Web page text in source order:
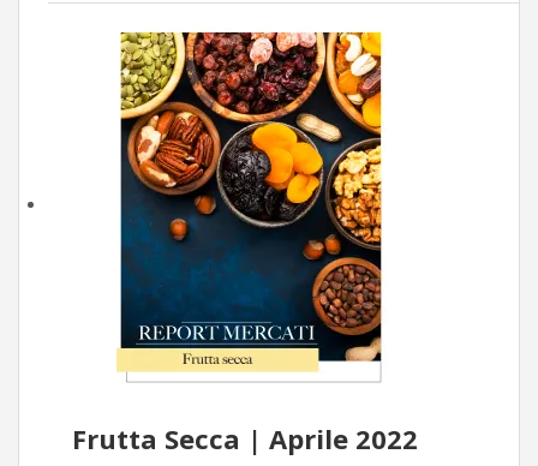
Frutta Secca | Aprile 2022